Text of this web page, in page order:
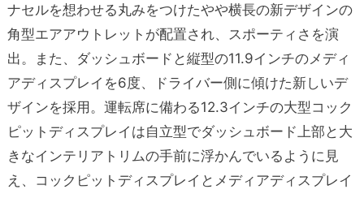
ナセルを想わせる丸みをつけたやや横長の新デザインの
角型エアアウトレットが配置され、スポーティさを演
出。また、ダッシュボードと縦型の11.9インチのメディ
アディスプレイを6度、ドライバー側に傾けた新しいデ
ザインを採用。運転席に備わる12.3インチの大型コック
ピットディスプレイは自立型でダッシュボード上部と大
きなインテリアトリムの手前に浮かんでいるように見
え、コックピットディスプレイとメディアディスプレイ